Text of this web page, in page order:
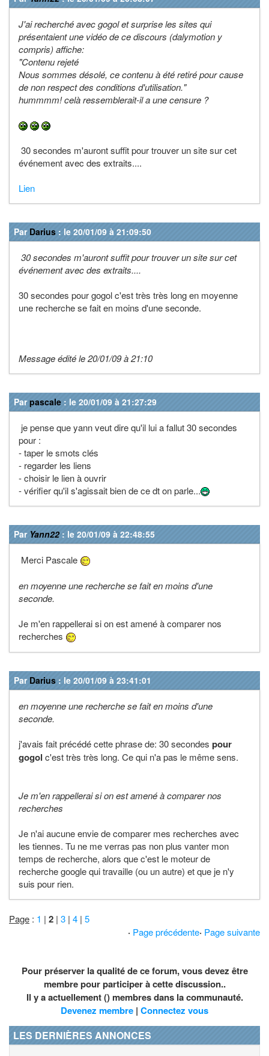
J'ai recherché avec gogol et surprise les sites qui
présentaient une vidéo de ce discours (dalymotion y
compris) affiche:
"Contenu rejeté
Nous sommes désolé, ce contenu à été retiré pour cause
de non respect des conditions d'utilisation."
hummmm! celà ressemblerait-il a une censure ?
30 secondes m'auront suffit pour trouver un site sur cet
événement avec des extraits....
Lien
Par Darius : le 20/01/09 à 21:09:50
30 secondes m'auront suffit pour trouver un site sur cet
événement avec des extraits....
30 secondes pour gogol c'est très très long en moyenne
une recherche se fait en moins d'une seconde.
Message édité le 20/01/09 à 21:10
Parpascale : le 20/01/09 à 21:27:29
je pense que yann veut dire qu'il lui a fallut 30 secondes
pour :
- taper le smots clés
- regarder les liens
- choisir le lien à ouvrir
- vérifier qu'il s'agissait bien de ce dt on parle...
Par Yann22: le 20/01/09 à 22:48:55
Merci Pascale
en moyenne une recherche se fait en moins d'une
seconde.
Je m'en rappellerai si on est amené à comparer nos
recherches
Par Darius : le 20/01/09 à 23:41:01
en moyenne une recherche se fait en moins d'une
seconde.
j'avais fait précédé cette phrase de: 30 secondes pour
gogol c'est très très long. Ce qui n'a pas le même sens.
Je m'en rappellerai si on est amené à comparer nos
recherches
Je n'ai aucune envie de comparer mes recherches avec
les tiennes. Tu ne me verras pas non plus vanter mon
temps de recherche, alors que c'est le moteur de
recherche google qui travaille (ou un autre) et que je n'y
suis pour rien.
Page : 1 | 2 | 3 | 4 | 5
· Page précédente· Page suivante
Pour préserver la qualité de ce forum, vous devez être
membre pour participer à cette discussion..
Il y a actuellement () membres dans la communauté.
Devenez membre | Connectez vous
LES DERNIÈRES ANNONCES